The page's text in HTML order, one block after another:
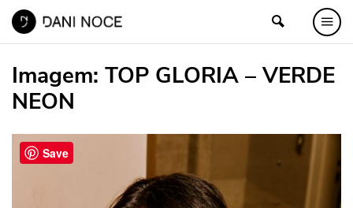
Imagem: TOP GLORIA – VERDE
NEON
Save